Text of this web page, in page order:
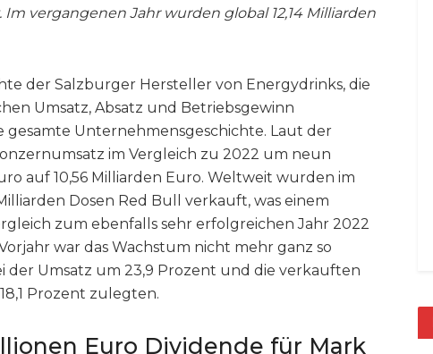
vergangenen Jahr wurden global 12,14 Milliarden
der Salzburger Hersteller von Energydrinks, die
Umsatz, Absatz und Betriebsgewinn
gesamte Unternehmensgeschichte. Laut der
im Vergleich zu 2022 um neun
auf 10,56 Milliarden Euro. Weltweit wurden im
Dosen Red Bull verkauft, was einem
zum ebenfalls sehr erfolgreichen Jahr 2022
war das Wachstum nicht mehr ganz so
der Umsatz um 23,9 Prozent und die verkauften
Prozent zulegten.
Euro Dividende für Mark